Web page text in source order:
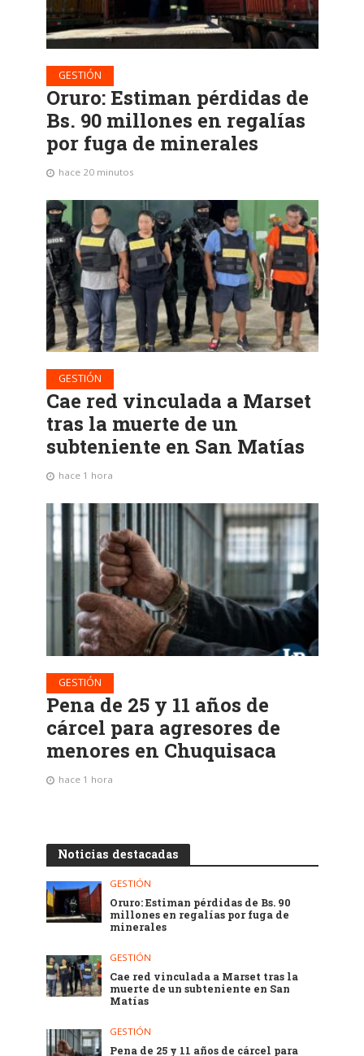
GESTIÓN
Oruro: Estiman pérdidas de
Bs. 90 millones en regalías
por fuga de minerales
hace 20 minutos
GESTIÓN
Cae red vinculada a Marset
tras la muerte de un
subteniente en San Matías
hace 1 hora
GESTIÓN
Pena de 25 y 11 años de
cárcel para agresores de
menores en Chuquisaca
hace 1 hora
Noticias destacadas
GESTIÓN
Oruro: Estiman pérdidas de Bs. 90
millones en regalías por fuga de
minerales
GESTIÓN
Cae red vinculada a Marset tras la
muerte de un subteniente en San
Matías
GESTIÓN
Pena de 25 y 11 años de cárcel para